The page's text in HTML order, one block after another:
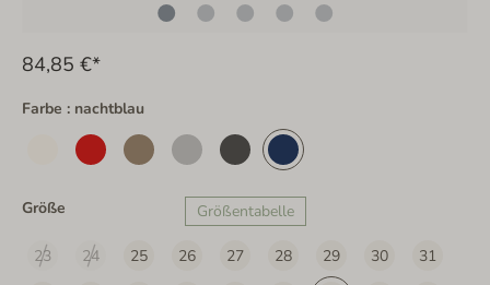
84,85 €*
Farbe : nachtblau
Größe Größentabelle
23 24 25 26 27 28 29 30
31